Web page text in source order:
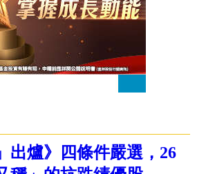
出爐》四條件嚴選，26